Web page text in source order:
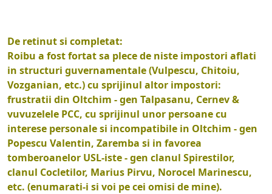
De retinut si completat:
Roibu a fost fortat sa plece de niste impostori aflati
in structuri guvernamentale (Vulpescu, Chitoiu,
Vozganian, etc.) cu sprijinul altor impostori:
frustratii din Oltchim - gen Talpasanu, Cernev &
vuvuzelele PCC, cu sprijinul unor persoane cu
interese personale si incompatibile in Oltchim - gen
Popescu Valentin, Zaremba si in favorea
tomberoanelor USL-iste - gen clanul Spirestilor,
clanul Cocletilor, Marius Pirvu, Norocel Marinescu,
etc. (enumarati-i si voi pe cei omisi de mine).